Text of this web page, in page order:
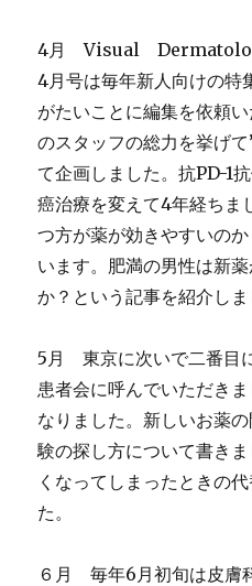
4月 Visual
4月号は毎年新人向けの特
がたいことに編集を依頼
のスタッフの総力を挙げて
て企画しました。抗PD-1
癌治療を変えて4年経ちま
つ方が薬が効きやすいの
います。肥満の男性は新
か？という記事を紹介しま
5月 東京に次いで二番目
患者会に呼んでいただき
なりました。新しいお薬
験の探し方について書き
くなってしまったときの
た。
６月 毎年6月初旬は皮膚